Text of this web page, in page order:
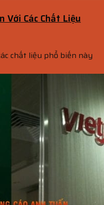
Với Các Chất Liệu
chất liệu phổ biến này